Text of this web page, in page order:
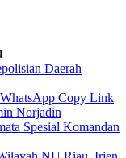
Daerah
WhatsApp Copy Link
Norjadin
Spesial Komandan